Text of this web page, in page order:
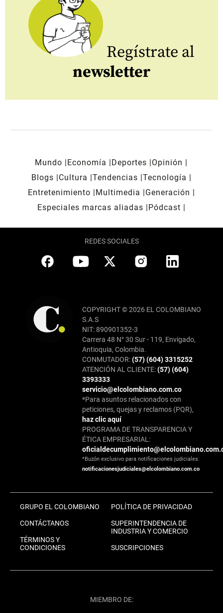
Regístrate al
newsletter
Mundo Economía Deportes
Opinión
Blogs
Cultura Tendencias Tecnología
Entretenimiento
Multimedia
Generación
Especiales marcas aliadas
Pódcast
REDES SOCIALES
COPYRIGHT © 2026 EL COLOMBIANO
S.A.S
NIT: 890901352-3
Carrera 48 N° 30 Sur - 119, Envigado,
Antioquia, Colombia.
CONMUTADOR:(57) (604) 3315252
ATENCIÓN AL CLIENTE:(57) (604)
3393333
servicio@elcolombiano.com.co
*Para asuntos relacionados con
peticiones, quejas y reclamos (PQR),
haz clic aquí
PROGRAMA DE TRANSPARENCIA Y
ÉTICA EMPRESARIAL:
*Buzón exclusivo para notificaciones judiciales:
notificacionesjudiciales@elcolombiano.com.co
GRUPO EL COLOMBIANO
CONTÁCTANOS
TÉRMINOS Y
CONDICIONES
POLÍTICA DE PRIVACIDAD
SUPERINTENDENCIA DE
INDUSTRIA Y COMERCIO
SUSCRIPCIONES
MIEMBRO DE: